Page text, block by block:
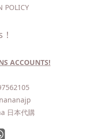
POLICY
ACCOUNTS!
日本代購